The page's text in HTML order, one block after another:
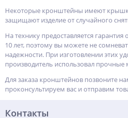
Некоторые кронштейны имеют
защищают изделие от случайного
На технику предоставляется
10 лет, поэтому вы можете не
надежности. При изготовлении этих
производитель использовал прочные
Для заказа кронштейнов позвоните
проконсультируем вас и отправим
Контакты